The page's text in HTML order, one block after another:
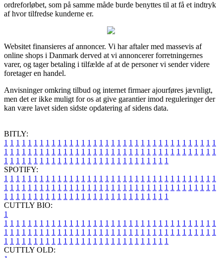
ordreforløbet, som på samme måde burde benyttes til at få et indtryk
af hvor tilfredse kunderne er.
Websitet finansieres af annoncer. Vi har aftaler med massevis af
online shops i Danmark derved at vi annoncerer forretningernes
varer, og tager betaling i tilfælde af at de personer vi sender videre
foretager en handel.
Anvisninger omkring tilbud og internet firmaer ajourføres jævnligt,
men det er ikke muligt for os at give garantier imod reguleringer der
kan være lavet siden sidste opdatering af sidens data.
BITLY:
1 1 1 1 1 1 1 1 1 1 1 1 1 1 1 1 1 1 1 1 1 1 1 1 1 1 1 1 1 1 1 1 1 1 1 1
1 1 1 1 1 1 1 1 1 1 1 1 1 1 1 1 1 1 1 1 1 1 1 1 1 1 1 1 1 1 1 1 1 1 1 1
1 1 1 1 1 1 1 1 1 1 1 1 1 1 1 1 1 1 1 1 1 1 1 1 1 1 1 1
SPOTIFY:
1 1 1 1 1 1 1 1 1 1 1 1 1 1 1 1 1 1 1 1 1 1 1 1 1 1 1 1 1 1 1 1 1 1 1 1
1 1 1 1 1 1 1 1 1 1 1 1 1 1 1 1 1 1 1 1 1 1 1 1 1 1 1 1 1 1 1 1 1 1 1 1
1 1 1 1 1 1 1 1 1 1 1 1 1 1 1 1 1 1 1 1 1 1 1 1 1 1 1 1
CUTTLY BIO:
1
1 1 1 1 1 1 1 1 1 1 1 1 1 1 1 1 1 1 1 1 1 1 1 1 1 1 1 1 1 1 1 1 1 1 1 1
1 1 1 1 1 1 1 1 1 1 1 1 1 1 1 1 1 1 1 1 1 1 1 1 1 1 1 1 1 1 1 1 1 1 1 1
1 1 1 1 1 1 1 1 1 1 1 1 1 1 1 1 1 1 1 1 1 1 1 1 1 1 1 1
CUTTLY OLD: